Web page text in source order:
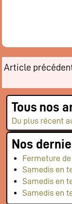
Article
Tous nos
Du plus récent
Nos
Fermeture de
Samedis en
Samedis en
Samedis en